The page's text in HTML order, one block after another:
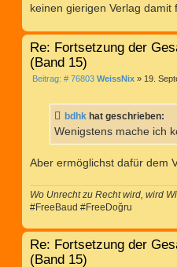
keinen gierigen Verlag damit
Re: Fortsetzung der
(Band 15)
Beitrag: # 76803B
r
a
WeissNix » 19.
bdhk hat geschrieben:
Wenigstens mache ich
Aber ermöglichst dafür dem
Wo Unrecht zu Recht wird, wird
#FreeBaud #FreeDoğru
Re: Fortsetzung der
(Band 15)